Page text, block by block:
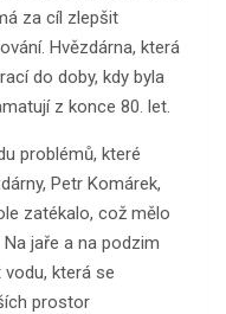
za cíl zlepšit
Hvězdárna, která
do doby, kdy byla
z konce 80. let.
problémů, které
Petr Komárek,
zatékalo, což mělo
jaře a na podzim
která se
prostor